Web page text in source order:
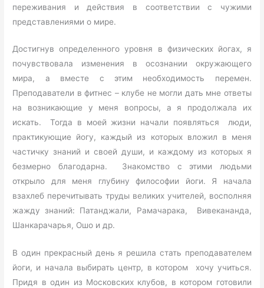
переживания и действия в соответствии с чужими
представлениями о мире.
Достигнув определенного уровня в физических йогах, я
почувствовала изменения в осознании окружающего
мира, а вместе с этим необходимость перемен.
Преподаватели в фитнес – клубе не могли дать мне ответы
на возникающие у меня вопросы, а я продолжала их
искать. Тогда в моей жизни начали появляться люди,
практикующие йогу, каждый из которых вложил в меня
частичку знаний и своей души, и каждому из которых я
безмерно благодарна. Знакомство с этими людьми
открыло для меня глубину философии йоги. Я начала
взахлеб перечитывать труды великих учителей, восполняя
жажду знаний: Патанджали, Рамачарака, Вивекананда,
Шанкарачарья, Ошо и др.
В один прекрасный день я решила стать преподавателем
йоги, и начала выбирать центр, в котором хочу учиться.
Придя в один из Московских клубов, в котором готовили